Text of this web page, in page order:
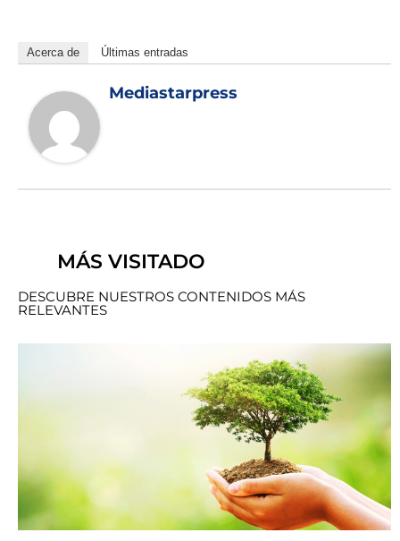
Acerca de Últimas entradas
Mediastarpress
MÁS VISITADO
DESCUBRE NUESTROS CONTENIDOS MÁS
RELEVANTES